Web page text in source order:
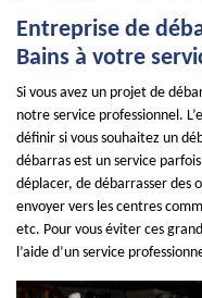
Entreprise de
Bains à votre
Si vous avez un projet de
notre service professionnel.
définir si vous souhaitez un
débarras est un service
déplacer, de débarrasser des
envoyer vers les centres
etc. Pour vous éviter ces
l’aide d’un service